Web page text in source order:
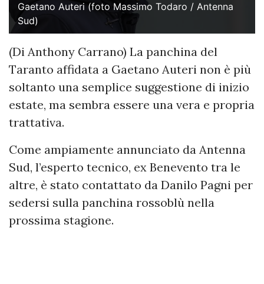
Gaetano Auteri (foto Massimo Todaro / Antenna
Sud)
(Di Anthony Carrano) La panchina del
Taranto affidata a Gaetano Auteri non è più
soltanto una semplice suggestione di inizio
estate, ma sembra essere una vera e propria
trattativa.
Come ampiamente annunciato da Antenna
Sud, l’esperto tecnico, ex Benevento tra le
altre, è stato contattato da Danilo Pagni per
sedersi sulla panchina rossoblù nella
prossima stagione.